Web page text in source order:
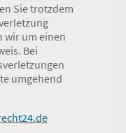
Sie trotzdem
wir um einen
Bei
umgehend